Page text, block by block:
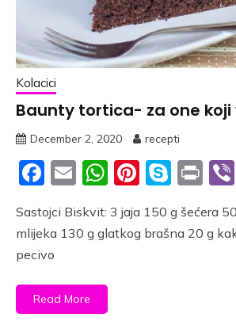
Kolacici
Baunty tortica- za one koji
December 2, 2020 recepti
Facebook
EmailWhatsApp
Sastojci Biskvit: 3 jaja 150 g šećera
mlijeka 130 g glatkog brašna 20 g
pecivo
Read More